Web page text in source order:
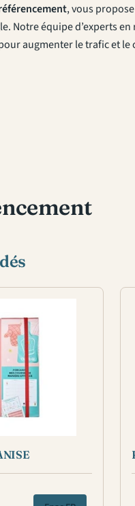
, vous
Notre équipe d’experts
augmenter le trafic et le